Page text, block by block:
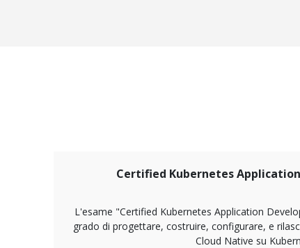
Certified Kubernetes
L'esame "Certified Kubernetes Application
grado di progettare, costruire, configurare, e
Cloud Native su